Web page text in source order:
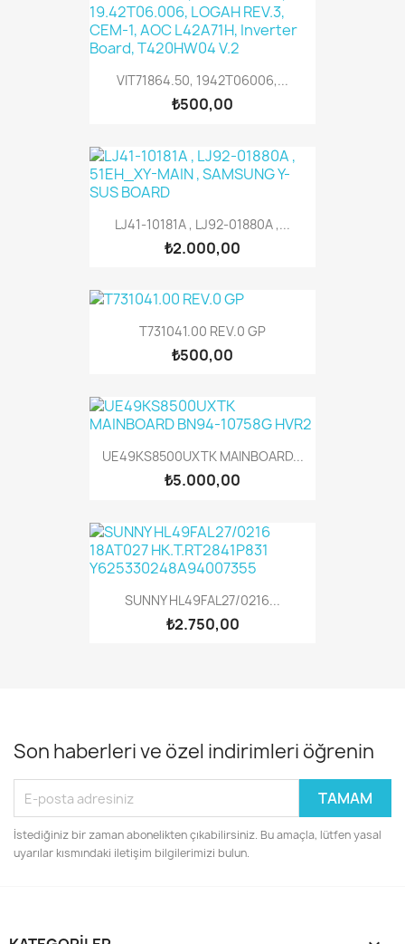
VIT71864.50, 1942T06006,...
₺500,00
LJ41-10181A , LJ92-01880A ,...
₺2.000,00
T731041.00 REV.0 GP
₺500,00
UE49KS8500UXTK MAINBOARD...
₺5.000,00
SUNNY HL49FAL27/0216...
₺2.750,00
Son haberleri ve özel indirimleri öğrenin
İstediğiniz bir zaman abonelikten çıkabilirsiniz. Bu amaçla, lütfen yasal
uyarılar kısmındaki iletişim bilgilerimizi bulun.